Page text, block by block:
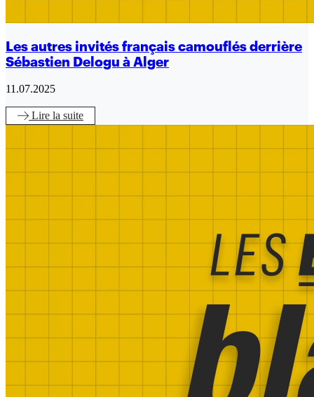
Les autres invités français camouflés derrière
Sébastien Delogu à Alger
11.07.2025
Lire la suite